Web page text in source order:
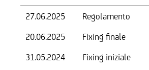
27.06.2025 Regolamento
20.06.2025
Fixing finale
31.05.2024
Fixing iniziale